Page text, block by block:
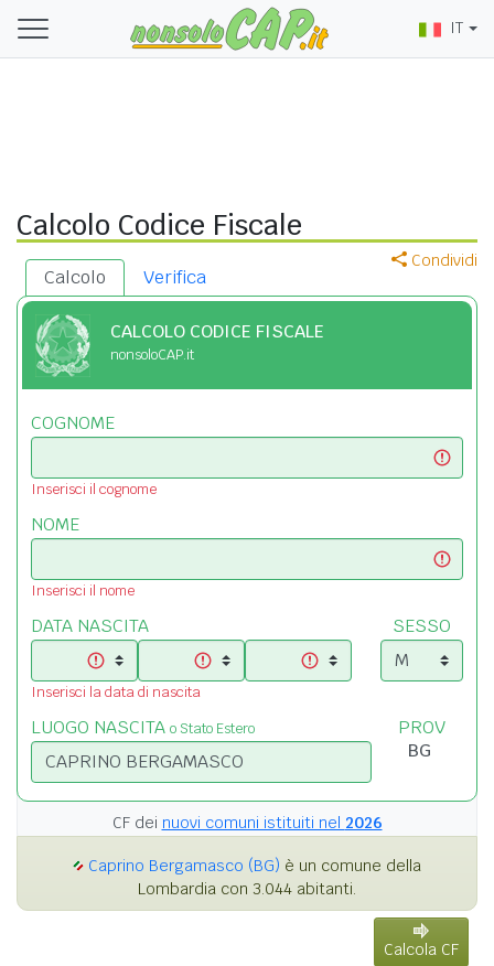
IT
Calcolo Codice Fiscale
Condividi
Calcolo Verifica
CALCOLO CODICE FISCALE
nonsoloCAP.it
COGNOME
Inserisci il cognome
NOME
Inserisci il nome
DATA NASCITA
Inserisci la data di nascita
SESSO
LUOGO NASCITA o Stato Estero PROV
CF dei nuovi comuni istituiti nel 2026
Caprino Bergamasco (BG) è un comune della
Lombardia con 3.044 abitanti.
Calcola CF